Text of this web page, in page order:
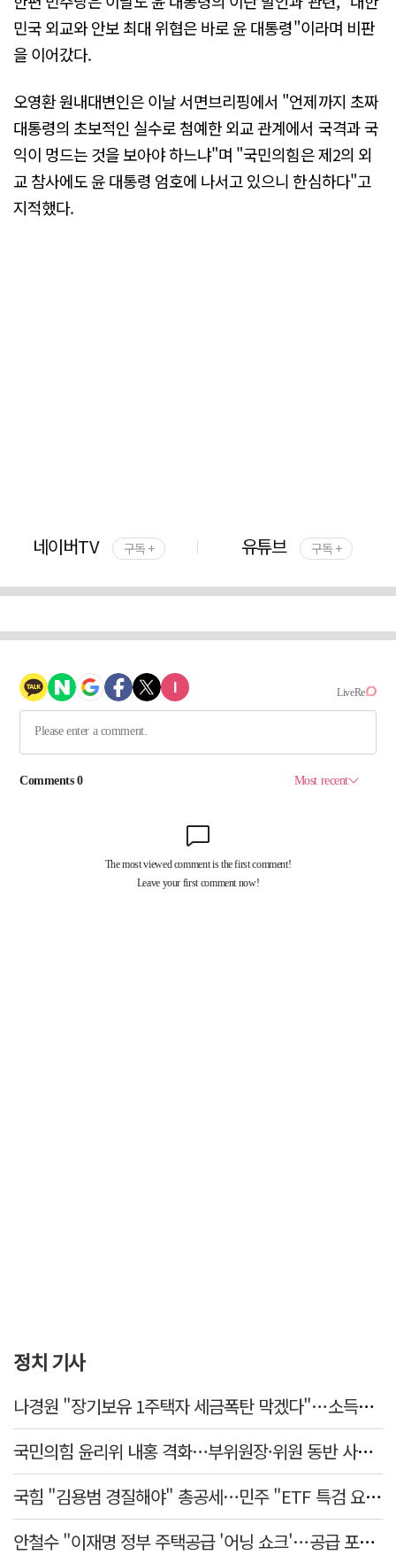
민국 외교와 안보 최대 위협은 바로 윤 대통령"이라며 비판
을 이어갔다.
오영환 원내대변인은 이날 서면브리핑에서 "언제까지 초짜
대통령의 초보적인 실수로 첨예한 외교 관계에서 국격과 국
익이 멍드는 것을 보아야 하느냐"며 "국민의힘은 제2의 외
교 참사에도 윤 대통령 엄호에 나서고 있으니 한심하다"고
지적했다.
네이버TV 구독 + 유튜브 구독 +
정치 기사
나경원 "장기보유 1주택자 세금폭탄 막겠다"…소득세법 개정안 발의
국민의힘 윤리위 내홍 격화…부위원장·위원 동반 사퇴 선언
국힘 "김용범 경질해야" 총공세…민주 "ETF 특검 요구는 마타도어"
안철수 "이재명 정부 주택공급 '어닝 쇼크'…공급 포기한 대통령"